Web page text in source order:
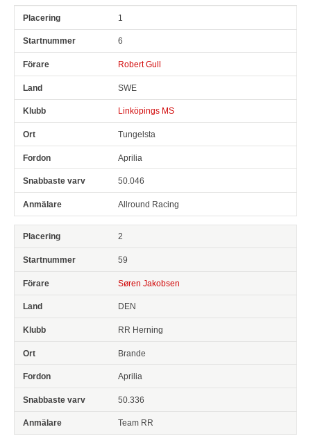
Pl Snr 1
6
Robert Gull
SWE
Linköpings MS
Tungelsta
Aprilia
50.046
Allround Racing
2
59
Søren Jakobsen
DEN
RR Herning
Brande
Aprilia
50.336
Team RR